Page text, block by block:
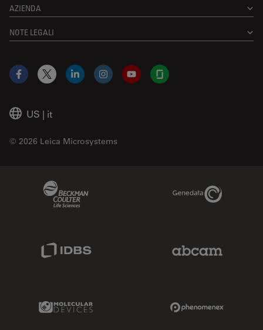
AZIENDA
NOTE LEGALI
US | it
© 2026 Leica Microsystems
Facebook
X LinkedInInstagramYouTubeGlassdoor
Genedata Link
Molecular Devices Link